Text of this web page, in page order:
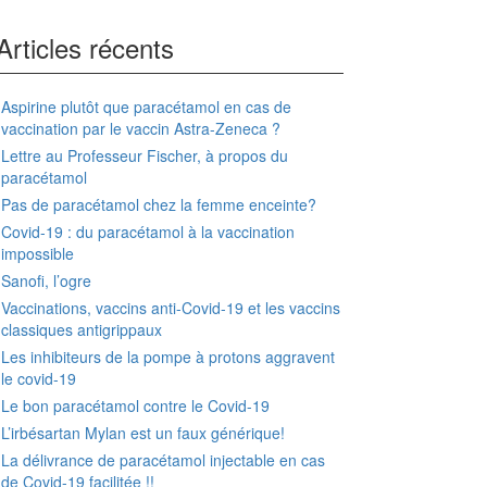
récents
Aspirine plutôt que paracétamol en cas de
vaccination par le vaccin Astra-Zeneca ?
Lettre au Professeur Fischer, à propos du
paracétamol
Pas de paracétamol chez la femme enceinte?
Covid-19 : du paracétamol à la vaccination
impossible
Sanofi, l’ogre
Vaccinations, vaccins anti-Covid-19 et les vaccins
classiques antigrippaux
Les inhibiteurs de la pompe à protons aggravent
le covid-19
Le bon paracétamol contre le Covid-19
L’irbésartan Mylan est un faux générique!
La délivrance de paracétamol injectable en cas
de Covid-19 facilitée !!